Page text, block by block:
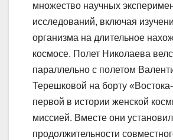
множество научных
исследований, включая
организма на длительное
космосе. Полет Николаева
параллельно с полетом
Терешковой на борту
первой в истории женской
миссией. Вместе они
продолжительности